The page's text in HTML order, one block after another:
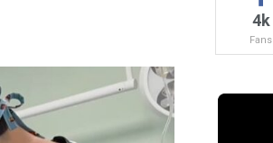
4k
Fans